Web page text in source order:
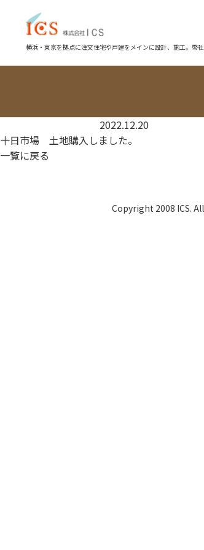
横浜・東京を拠点に注文住宅や戸建をメインに設計、施工。幣社
2022.12.20
十日市場 土地購入しました。
一覧に戻る
Copyright 2008 ICS.